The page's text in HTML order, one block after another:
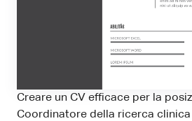
Creare un CV efficace per la
Coordinatore della ricerca